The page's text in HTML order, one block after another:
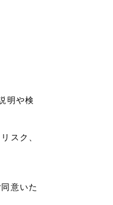
明や検
スク、
意いた